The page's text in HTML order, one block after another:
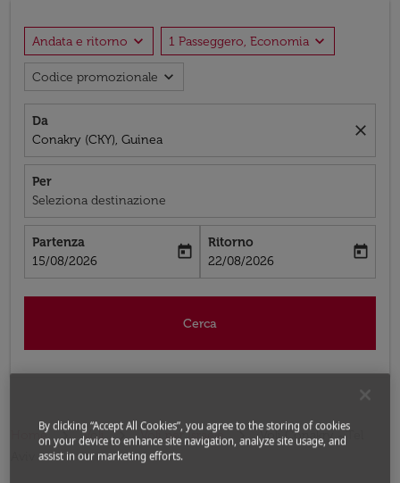
Andata e ritorno expand_more 1 Passeggero, Economia expand_more
Codice promozionale expand_more
Da
Conakry (CKY), Guinea
close
Per
Seleziona destinazione
Partenza
fc-booking-departure-date-aria-label
15/08/2026
today
Ritorno
fc-booking-return-date-aria-label
22/08/2026
today
Cerca
Home Voli Voli per Israele
Voli Conakry - Tel
By clicking “Accept All Cookies”, you agree to the storing of cookies
on your device to enhance site navigation, analyze site usage, and
assist in our marketing efforts.